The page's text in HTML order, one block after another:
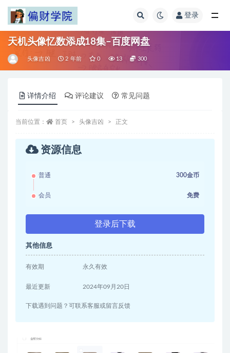
登录
天机头像忆数添成18集–百度网盘
头像吉凶 2 年前 0 13 300
详情介绍 评论建议 常见问题
当前位置： 首页 头像吉凶 正文
资源信息
普通 300金币
会员 免费
登录后下载
其他信息
有效期 永久有效
最近更新 2024年09月20日
下载遇到问题？可联系客服或留言反馈